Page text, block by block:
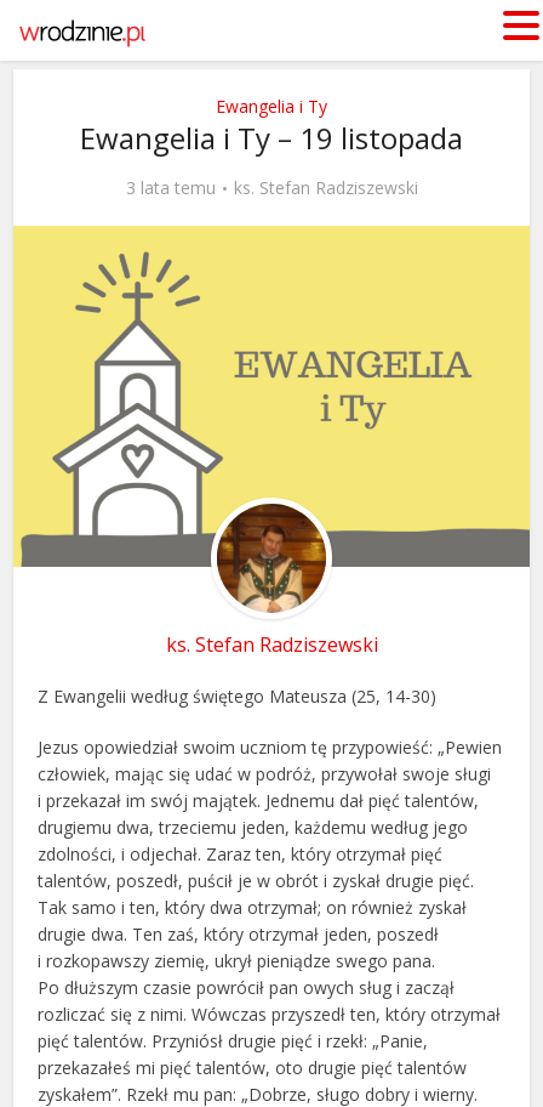
Ewangelia i Ty
Ewangelia i Ty – 19 listopada
3 lata temu ks. Stefan Radziszewski
ks. Stefan Radziszewski
Z Ewangelii według świętego Mateusza (25, 14-30)
Jezus opowiedział swoim uczniom tę przypowieść: „Pewien
człowiek, mając się udać w podróż, przywołał swoje sługi
i przekazał im swój majątek. Jednemu dał pięć talentów,
drugiemu dwa, trzeciemu jeden, każdemu według jego
zdolności, i odjechał. Zaraz ten, który otrzymał pięć
talentów, poszedł, puścił je w obrót i zyskał drugie pięć.
Tak samo i ten, który dwa otrzymał; on również zyskał
drugie dwa. Ten zaś, który otrzymał jeden, poszedł
i rozkopawszy ziemię, ukrył pieniądze swego pana.
Po dłuższym czasie powrócił pan owych sług i zaczął
rozliczać się z nimi. Wówczas przyszedł ten, który otrzymał
pięć talentów. Przyniósł drugie pięć i rzekł: „Panie,
przekazałeś mi pięć talentów, oto drugie pięć talentów
zyskałem”. Rzekł mu pan: „Dobrze, sługo dobry i wierny.